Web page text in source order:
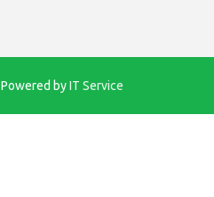
Powered byIT Service